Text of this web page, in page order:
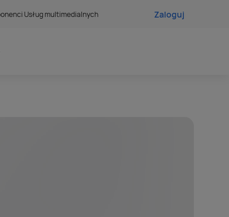
Usług multimedialnych Zaloguj